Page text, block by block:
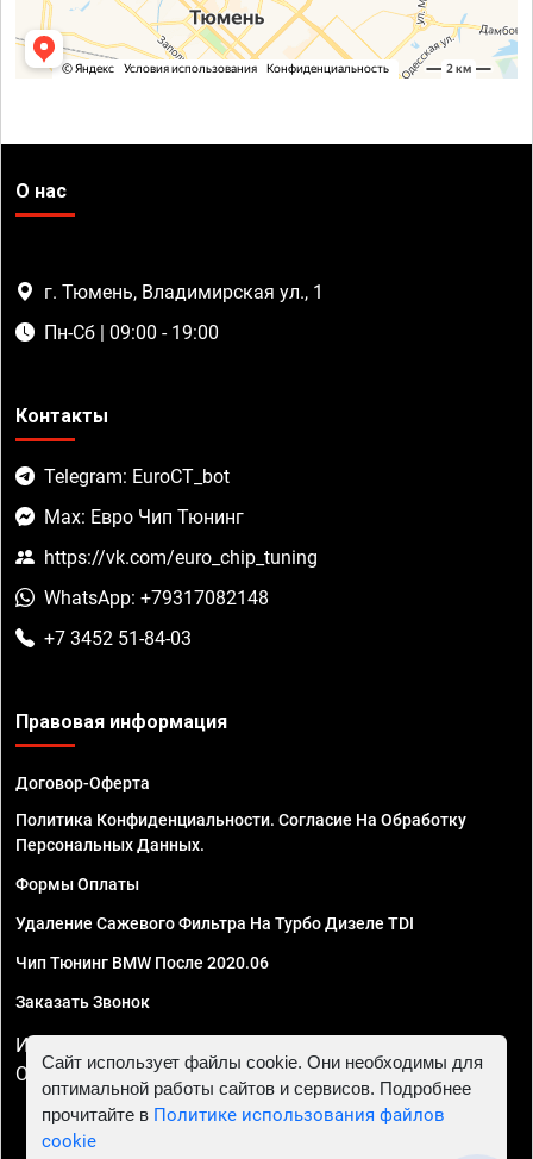
О нас
г. Тюмень, Владимирская ул., 1
Пн-Сб | 09:00 - 19:00
Контакты
Telegram: EuroCT_bot
Max: Евро Чип Тюнинг
https://vk.com/euro_chip_tuning
WhatsApp: +79317082148
+7 3452 51-84-03
Правовая информация
Договор-Оферта
Политика Конфиденциальности. Согласие На Обработку
Персональных Данных.
Формы Оплаты
Удаление Сажевого Фильтра На Турбо Дизеле TDI
Чип Тюнинг BMW После 2020.06
Заказать Звонок
ИП Смирнов Георгий Павлович. ИНН 781302555843,
ОГРНИП 324470400032610
Сайт использует файлы cookie. Они необходимы для
оптимальной работы сайтов и сервисов. Подробнее
прочитайте в Политике использования файлов
cookie